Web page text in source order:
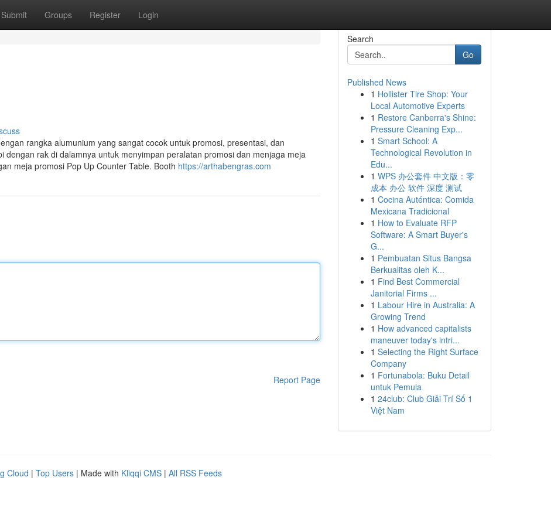
Submit Groups Register Login
rangka alumunium yang sangat cocok untuk promosi, presentasi, dan
dengan rak di dalamnya untuk menyimpan peralatan promosi dan menjaga meja
meja promosi Pop Up Counter Table. Booth https://arthabengras.com
Report Page
Search
Go
Published News
1 Hollister Tire Shop: Your
Local Automotive Experts
1 Restore Canberra's Shine:
Pressure Cleaning Exp...
1 Smart School: A
Technological Revolution in
Edu...
1 WPS 办公套件 中文版：零
成本 办公 软件 深度 测试
1 Cocina Auténtica: Comida
Mexicana Tradicional
1 How to Evaluate RFP
Software: A Smart Buyer's
G...
1 Pembuatan Situs Bangsa
Berkualitas oleh K...
1 Find Best Commercial
Janitorial Firms ...
1 Labour Hire in Australia: A
Growing Trend
1 How advanced capitalists
maneuver today's intri...
1 Selecting the Right Surface
Company
1 Fortunabola: Buku Detail
untuk Pemula
1 24club: Club Giải Trí Số 1
Việt Nam
Cloud | Top Users | Made with Kliqqi CMS | All RSS Feeds